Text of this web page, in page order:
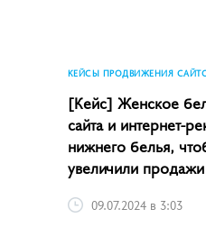
КЕЙСЫ ПРОДВИЖЕНИЯ
[Кейс] Женское
сайта и интернет-
нижнего белья,
увеличили продажи
09.07.2024 в 3:03